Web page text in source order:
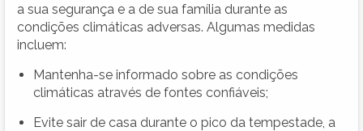
a sua segurança e a de sua família durante as
condições climáticas adversas. Algumas medidas
incluem:
Mantenha-se informado sobre as condições
climáticas através de fontes confiáveis;
Evite sair de casa durante o pico da tempestade, a